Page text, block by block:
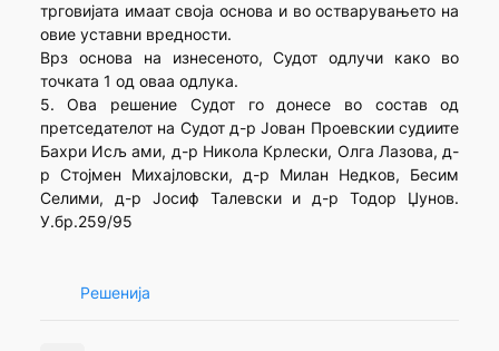
трговијата имаат своја основа и во остварувањето на
овие уставни вредности.
Врз основа на изнесеното, Судот одлучи како во
точката 1 од оваа одлука.
5. Ова решение Судот го донесе во состав од
претседателот на Судот д-р Јован Проевскии судиите
Бахри Исљ ами, д-р Никола Крлески, Олга Лазова, д-
р Стојмен Михајловски, д-р Милан Недков, Бесим
Селими, д-р Јосиф Талевски и д-р Тодор Џунов.
У.бр.259/95
Решенија